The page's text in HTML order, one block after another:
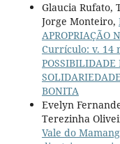
Glaucia Rufato,
Jorge Monteiro,
APROPRIAÇÃO
Currículo: v. 14
POSSIBILIDADE
BONITA
Evelyn
Terezinha
Vale do